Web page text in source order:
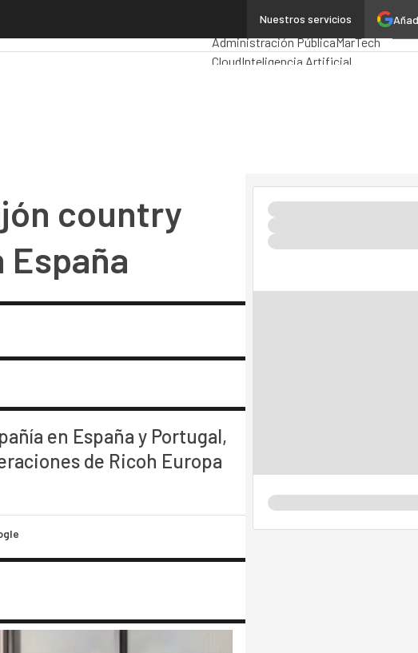
Nuestros servicios
Premios ComputingAnalytics
Administración PúblicaMarTech
CloudInteligencia Artificial
country
España
en España y Portugal,
de Ricoh Europa